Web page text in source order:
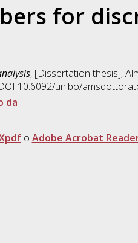
for
, [Dissertation thesis],
10.6092/unibo/
da
o Adobe Acrobat